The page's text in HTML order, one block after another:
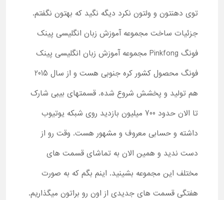
توی دهنتون و ولتون نکرد دیگه نگید که بهتون نگفتم.
جزئیات ساخت مجموعه آموزش زبان انگلیسی پینک
فونگ Pinkfong مجموعه آموزش زبان انگلیسی پینک
فونگ محصول کشور کره جنوبی هست و از سال 2015
هم تولید و پخشش شروع شده. قسمتهای بیبی شارک
تا الان حدود 700 میلیون بازدید روی شبکه یوتیوب
داشته و حسابی معروف و مشهور هست. وقت رو از
دست ندید و همین الان به تماشای قسمت های
مختلف این مجموعه بشینید. اینم بگم که به صورت
هفتگی قسمت های جدیدی از اون رو براتون میگذاریم.